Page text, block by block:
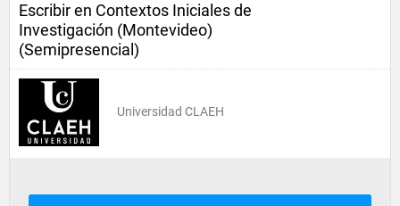
Escribir en Contextos Iniciales de
Investigación (Montevideo)
(Semipresencial)
Universidad CLAEH